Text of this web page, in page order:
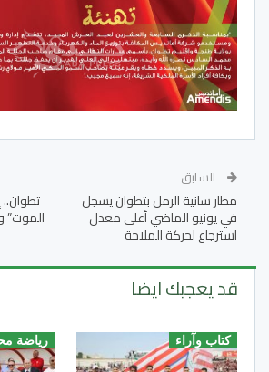
السابق
مطار سانية الرمل بتطوان يسجل
في يونيو الماضي أعلى معدل
استرجاع لحركة الملاحة
تطوان..
الموت”
قد يعجبك ايضا
كتاب وآراء رياضة